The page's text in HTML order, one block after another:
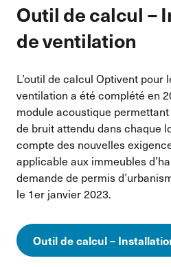
Outil de calcul –
de ventilation
L’outil de calcul Optivent pour
ventilation a été complété en
module acoustique
de bruit attendu dans chaque
compte des nouvelles
applicable aux immeubles
demande de permis
le 1er janvier 2023.
Outil de calcul –